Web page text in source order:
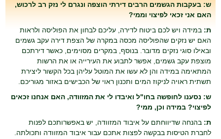
ש: בעקבות הגשמים הרבים דירתי הוצפה ונגרם לי נזק רב לרכוש,
האם אני זכאי לפיצוי וממי?
ת: במידה ויש לכם ביטוח לדירה, עליכם לבחון את הפוליסה ולראות
האם יש נזקים שהפוליסה מכסה במקרה של הצפת דירה עקב גשמים
ובאילו סוגי נזקים מדובר. בנוסף, במקרים מסוימים, כאשר דירתכם
מוצפת עקב גשמים, אפשר לתבוע את העירייה או את הרשות
המתאימה במידה והן לא עשו את המוטל עליהן בכל הקשור ליצירת
תשתית ראויה לניקוז המים ותכנון ראוי של הכבישים באזור מגוריכם.
ש: נסענו לחופשה בחו"ל ואיבדו לי את המזוודה, האם אנחנו זכאים
לפיצוי? במידה וכן, ממי?
ת: בהנחה שדיווחתם על איבוד המזוודה, יש באפשרותכם לפנות
לחברת הטיסות בבקשה לפצות אתכם עבור איבוד המזוודה ותכולתה.